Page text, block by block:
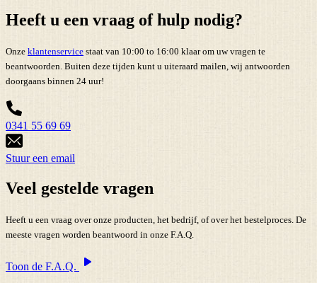
Heeft u een vraag of hulp nodig?
Onze klantenservice staat van 10:00 to 16:00 klaar om uw vragen te
beantwoorden. Buiten deze tijden kunt u uiteraard mailen, wij antwoorden
doorgaans binnen 24 uur!
0341 55 69 69
Stuur een email
Veel gestelde vragen
Heeft u een vraag over onze producten, het bedrijf, of over het bestelproces. De
meeste vragen worden beantwoord in onze F.A.Q.
Toon de F.A.Q.